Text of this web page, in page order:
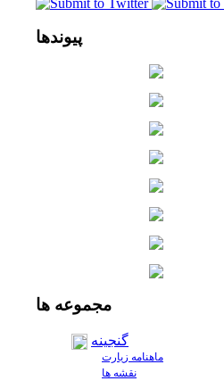
پیوندها
مجموعه ها
گنجینه
ماهنامه زیارت
نقشه ها